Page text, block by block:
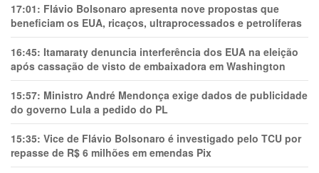
17:01: Flávio Bolsonaro apresenta nove propostas que
beneficiam os EUA, ricaços, ultraprocessados e petrolíferas
16:45: Itamaraty denuncia interferência dos EUA na eleição
após cassação de visto de embaixadora em Washington
15:57: Ministro André Mendonça exige dados de publicidade
do governo Lula a pedido do PL
15:35: Vice de Flávio Bolsonaro é investigado pelo TCU por
repasse de R$ 6 milhões em emendas Pix